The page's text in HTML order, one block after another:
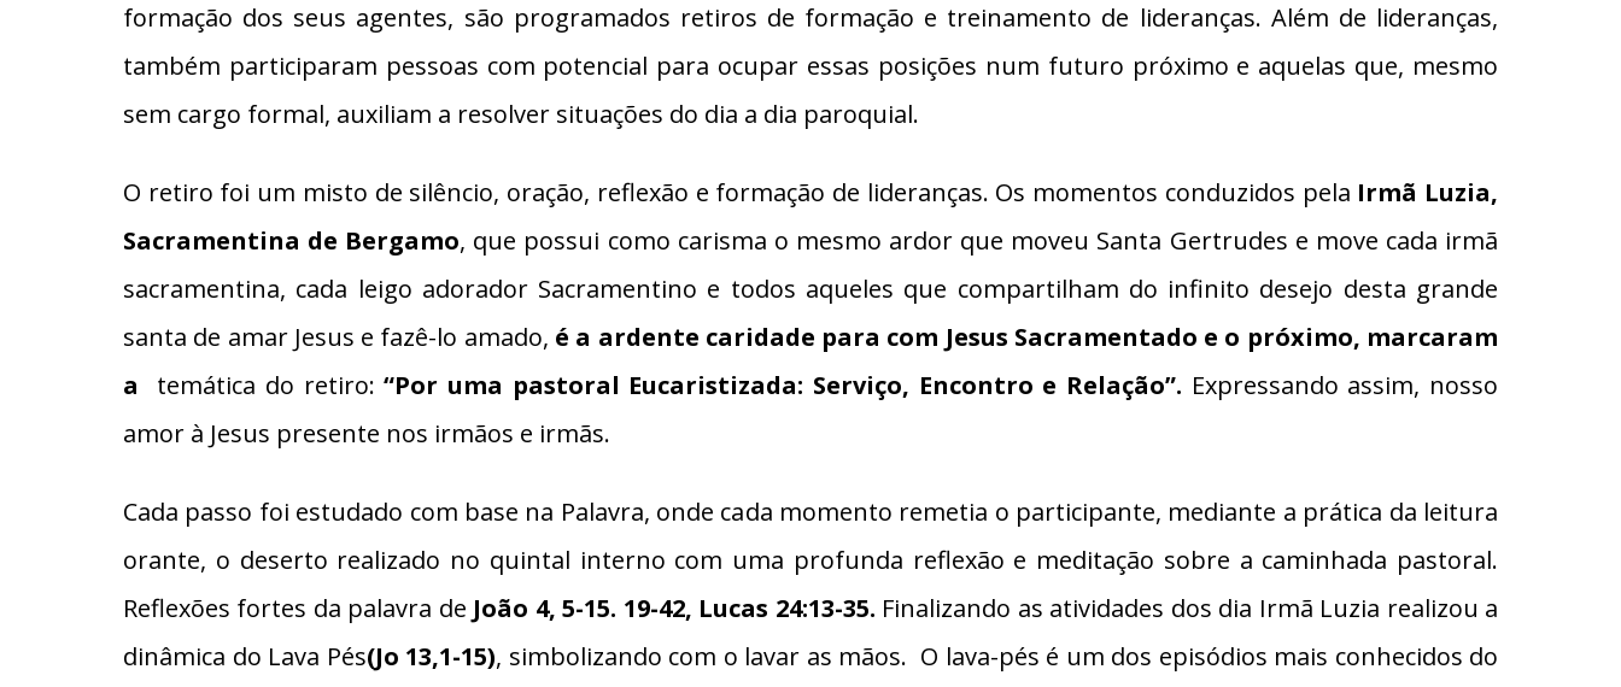
formação dos seus agentes, são programados retiros de formação e treinamento de lideranças. Além de lideranças,
também participaram pessoas com potencial para ocupar essas posições num futuro próximo e aquelas que, mesmo
sem cargo formal, auxiliam a resolver situações do dia a dia paroquial.
O retiro foi um misto de silêncio, oração, reflexão e formação de lideranças. Os momentos conduzidos pela Irmã Luzia,
Sacramentina de Bergamo, que possui como carisma o mesmo ardor que moveu Santa Gertrudes e move cada irmã
sacramentina, cada leigo adorador Sacramentino e todos aqueles que compartilham do infinito desejo desta grande
santa de amar Jesus e fazê-lo amado, é a ardente caridade para com Jesus Sacramentado e o próximo, marcaram
a
temática do retiro:“Por uma pastoral Eucaristizada: Serviço, Encontro e Relação”. Expressando assim, nosso
amor à Jesus presente nos irmãos e irmãs.
Cada passo foi estudado com base na Palavra, onde cada momento remetia o participante, mediante a prática da leitura
orante, o deserto realizado no quintal interno com uma profunda reflexão e meditação sobre a caminhada pastoral.
Reflexões fortes da palavra de João 4, 5-15. 19-42, Lucas 24:13-35. Finalizando as atividades dos dia Irmã Luzia realizou a
dinâmica do Lava Pés(Jo 13,1-15), simbolizando com o lavar as mãos. O lava-pés é um dos episódios mais conhecidos do